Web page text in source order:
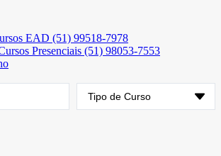
EAD (51) 99518-7978
Presenciais (51) 98053-7553